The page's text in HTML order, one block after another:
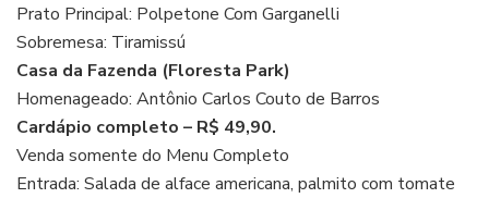
Prato Principal: Polpetone Com Garganelli
Sobremesa: Tiramissú
Casa da Fazenda (Floresta Park)
Homenageado: Antônio Carlos Couto de Barros
Cardápio completo – R$ 49,90.
Venda somente do Menu Completo
Entrada: Salada de alface americana, palmito com tomate